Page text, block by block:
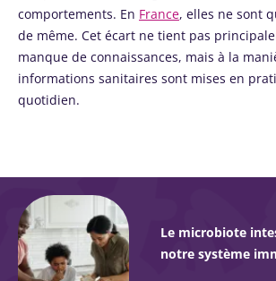
comportements. En France, elles ne sont
de même. Cet écart ne tient pas
manque de connaissances, mais à la
informations sanitaires sont mises en
quotidien.
Le microbiote
notre système